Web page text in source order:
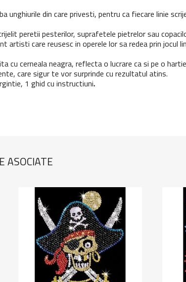
unghiurile din care privesti, pentru ca fiecare linie
peretii pesterilor, suprafetele pietrelor sau
care reusesc in operele lor sa redea prin jocul
cu cerneala neagra, reflecta o lucrare ca si pe o
care sigur te vor surprinde cu rezultatul atins.
1 ghid cu instructiuni.
ASOCIATE